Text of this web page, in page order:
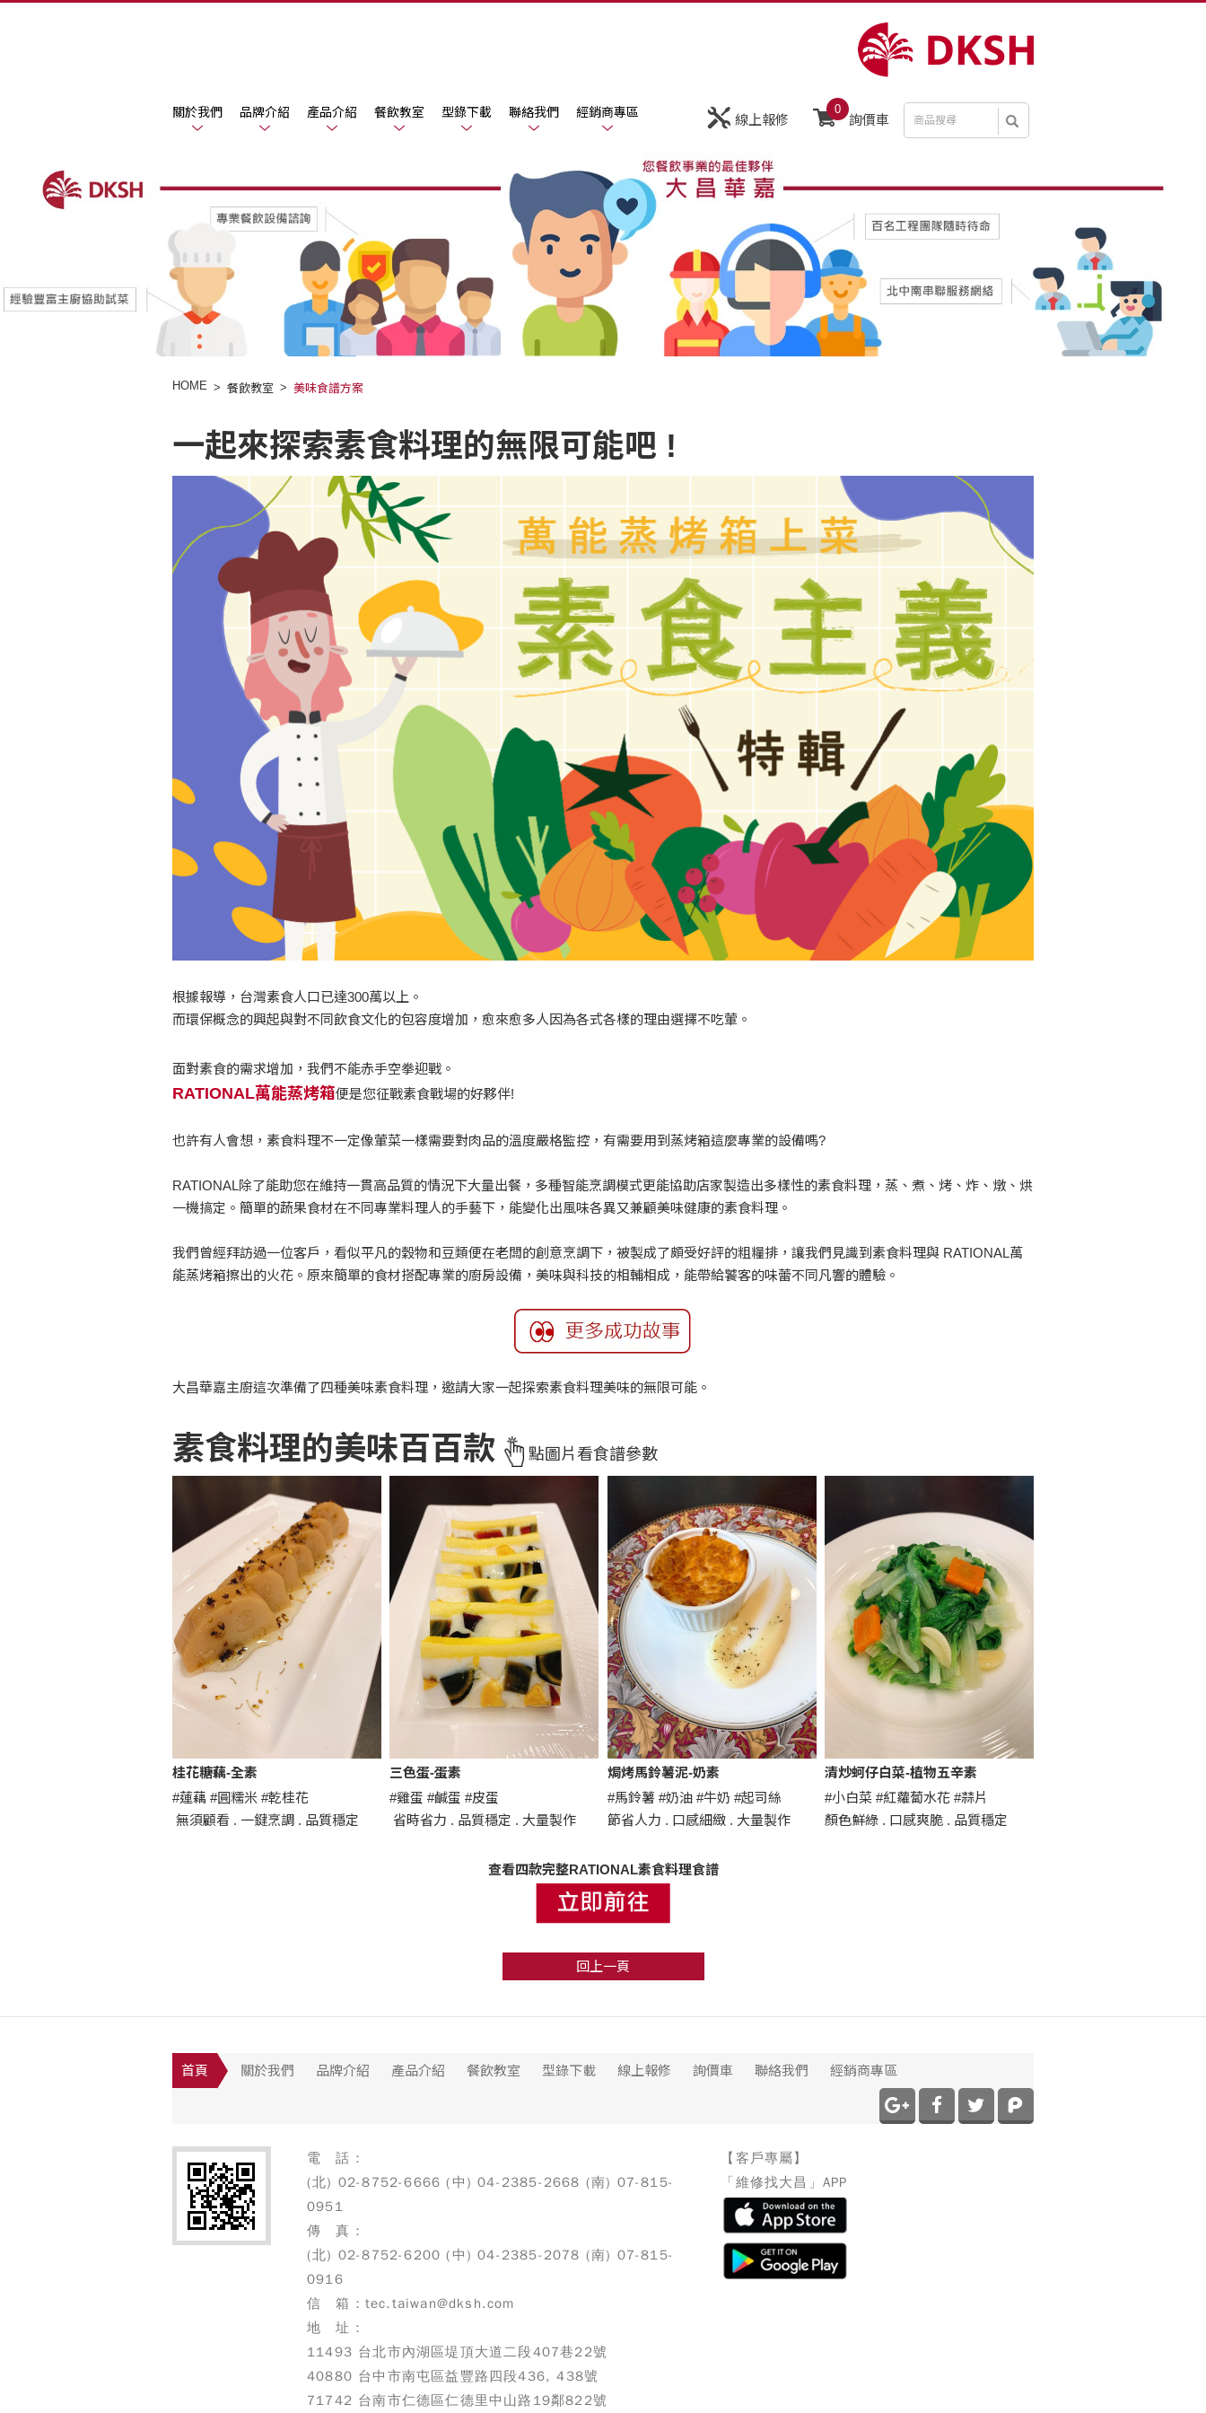
線上報修 詢價車
0
關於我們 品牌介紹 產品介紹 餐飲教室 型錄下載 聯絡我們 經銷商專區
HOME 餐飲教室 美味食譜方案
一起來探索素食料理的無限可能吧 !
根據報導，台灣素食人口已達300萬以上。
而環保概念的興起與對不同飲食文化的包容度增加，愈來愈多人因為各式各樣的理由選擇不吃葷。
面對素食的需求增加，我們不能赤手空拳迎戰。
RATIONAL萬能蒸烤箱便是您征戰素食戰場的好夥伴!
也許有人會想，素食料理不一定像葷菜一樣需要對肉品的溫度嚴格監控，有需要用到蒸烤箱這麼專業的設備嗎?
RATIONAL除了能助您在維持一貫高品質的情況下大量出餐，多種智能烹調模式更能協助店家製造出多樣性的素食料理，蒸、煮、烤、炸、燉、烘
一機搞定。簡單的蔬果食材在不同專業料理人的手藝下，能變化出風味各異又兼顧美味健康的素食料理。
我們曾經拜訪過一位客戶，看似平凡的穀物和豆類便在老闆的創意烹調下，被製成了頗受好評的粗糧排，讓我們見識到素食料理與 RATIONAL萬
能蒸烤箱擦出的火花。原來簡單的食材搭配專業的廚房設備，美味與科技的相輔相成，能帶給饕客的味蕾不同凡響的體驗。
大昌華嘉主廚這次準備了四種美味素食料理，邀請大家一起探索素食料理美味的無限可能。
素食料理的美味百百款 點圖片看食譜參數
桂花糖藕-全素
#蓮藕 #圓糯米 #乾桂花
無須顧看 . 一鍵烹調 . 品質穩定
三色蛋-蛋素
#雞蛋 #鹹蛋 #皮蛋
省時省力 . 品質穩定 . 大量製作
焗烤馬鈴薯泥-奶素
#馬鈴薯 #奶油 #牛奶 #起司絲
節省人力 . 口感細緻 . 大量製作
清炒蚵仔白菜-植物五辛素
#小白菜 #紅蘿蔔水花 #蒜片
顏色鮮綠 . 口感爽脆 . 品質穩定
查看四款完整RATIONAL素食料理食譜
回上一頁
首頁 關於我們 品牌介紹 產品介紹 餐飲教室 型錄下載 線上報修 詢價車 聯絡我們 經銷商專區
電 話：
(北) 02-8752-6666 (中) 04-2385-2668 (南) 07-815-
0951
傳 真：
(北) 02-8752-6200 (中) 04-2385-2078 (南) 07-815-
0916
信 箱：tec.taiwan@dksh.com
地 址：
11493 台北市內湖區堤頂大道二段407巷22號
40880 台中市南屯區益豐路四段436, 438號
71742 台南市仁德區仁德里中山路19鄰822號
【客戶專屬】
「維修找大昌」APP